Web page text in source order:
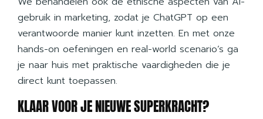
gebruik in marketing, zodat je ChatGPT op een
verantwoorde manier kunt inzetten. En met onze
hands-on oefeningen en real-world scenario’s ga
je naar huis met praktische vaardigheden die je
direct kunt toepassen.
KLAAR VOOR JE NIEUWE SUPERKRACHT?